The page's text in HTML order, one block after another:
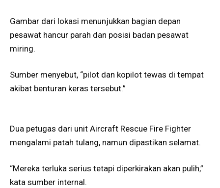
Gambar dari lokasi menunjukkan bagian depan
pesawat hancur parah dan posisi badan pesawat
miring.
Sumber menyebut, “pilot dan kopilot tewas di tempat
akibat benturan keras tersebut.”
Dua petugas dari unit Aircraft Rescue Fire Fighter
mengalami patah tulang, namun dipastikan selamat.
“Mereka terluka serius tetapi diperkirakan akan pulih,”
kata sumber internal.